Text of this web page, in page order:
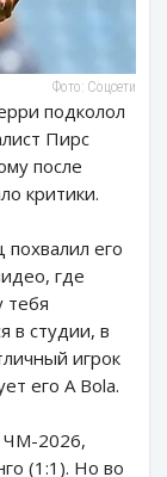
Фото: Соцсети
подколол
Пирс
после
критики.
его
где
тебя
в студии, в
игрок
его A Bola.
ЧМ-2026,
(1:1). Но во